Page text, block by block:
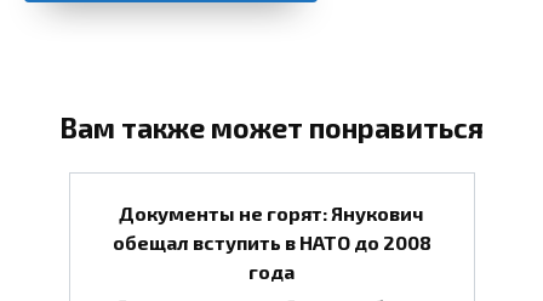
Вам также может понравиться
Документы не горят: Янукович
обещал вступить в НАТО до 2008
года